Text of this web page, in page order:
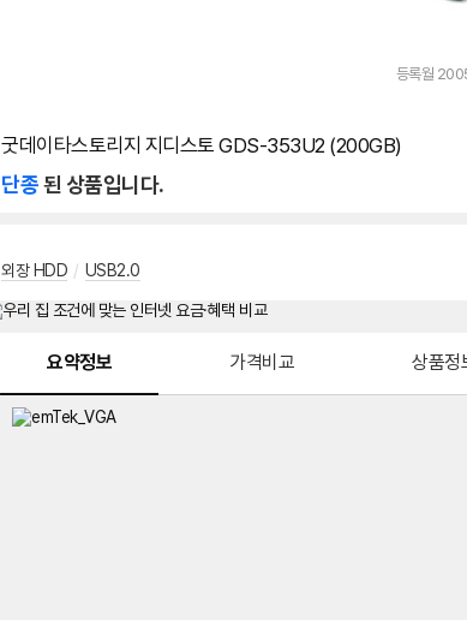
등록월
굿데이타스토리지 지디스토 GDS-353U2 (200GB)
단종된 상품입니다.
외장 HDD / USB2.0
요약정보 가격비교 상품정